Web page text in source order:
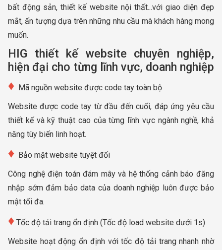
bất động sản, thiết kế website nội thất...với giao diện đẹp
mắt, ấn tượng dựa trên những nhu cầu mà khách hàng mong
muốn.
HIG thiết kế website chuyên nghiệp,
hiện đại cho từng lĩnh vực, doanh nghiệp
♦ ​ Mã nguồn website được code tay toàn bộ
Website được code tay từ đầu đến cuối, đáp ứng yêu cầu
thiết kế và kỹ thuật cao của từng lĩnh vực ngành nghề, khả
năng tùy biến linh hoạt.
♦ ​ ​ Bảo mật website tuyệt đối
Công nghệ điện toán đám mây và hệ thống cảnh báo đăng
nhập sớm đảm bảo data của doanh nghiệp luôn được bảo
mật tối đa.
♦ ​ Tốc độ tải trang ổn định (Tốc độ load website dưới 1s)
Website hoạt động ổn định với tốc độ tải trang nhanh nhờ